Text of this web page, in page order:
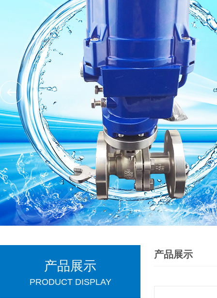
产品展示
产品展示
PRODUCT DISPLAY